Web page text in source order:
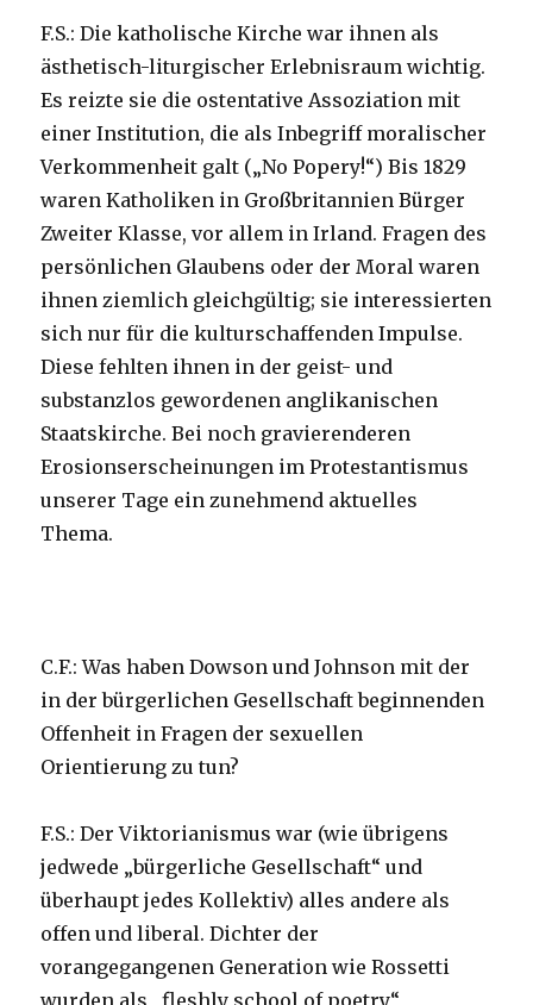
F.S.: Die katholische Kirche war ihnen als
ästhetisch-liturgischer Erlebnisraum wichtig.
Es reizte sie die ostentative Assoziation mit
einer Institution, die als Inbegriff moralischer
Verkommenheit galt („No Popery!“) Bis 1829
waren Katholiken in Großbritannien Bürger
Zweiter Klasse, vor allem in Irland. Fragen des
persönlichen Glaubens oder der Moral waren
ihnen ziemlich gleichgültig; sie interessierten
sich nur für die kulturschaffenden Impulse.
Diese fehlten ihnen in der geist- und
substanzlos gewordenen anglikanischen
Staatskirche. Bei noch gravierenderen
Erosionserscheinungen im Protestantismus
unserer Tage ein zunehmend aktuelles
Thema.
C.F.: Was haben Dowson und Johnson mit der
in der bürgerlichen Gesellschaft beginnenden
Offenheit in Fragen der sexuellen
Orientierung zu tun?
F.S.: Der Viktorianismus war (wie übrigens
jedwede „bürgerliche Gesellschaft“ und
überhaupt jedes Kollektiv) alles andere als
offen und liberal. Dichter der
vorangegangenen Generation wie Rossetti
wurden als „fleshly school of poetry“